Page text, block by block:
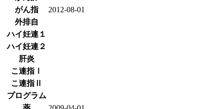
がん指
2012-08-01
外排自
ハイ妊連１
ハイ妊連２
肝炎
こ連指Ⅰ
こ連指Ⅱ
プログラム